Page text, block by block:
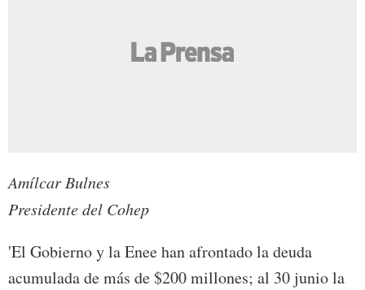
Amílcar Bulnes
Presidente del Cohep
'El Gobierno y la Enee han afrontado la deuda
acumulada de más de $200 millones; al 30 junio la